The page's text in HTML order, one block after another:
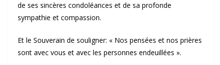
de ses sincères condoléances et de sa profonde
sympathie et compassion.
Et le Souverain de souligner: « Nos pensées et nos prières
sont avec vous et avec les personnes endeuillées ».